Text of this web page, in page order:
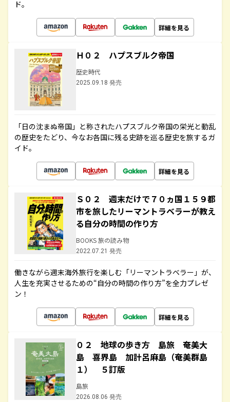
ド。
詳細を見る
Ｈ０２ ハプスブルク帝国
歴史時代
2025.09.18 発売
「日の沈まぬ帝国」と称されたハプスブルク帝国の栄光と動乱
の歴史をたどり、今なお各国に残る史跡を巡る歴史を旅するガ
イド。
詳細を見る
Ｓ０２ 週末だけで７０ヵ国１５９都
市を旅したリーマントラベラーが教え
る自分の時間の作り方
BOOKS 旅の読み物
2022.07.21 発売
働きながら週末海外旅行を楽しむ「リーマントラベラー」が、
人生を充実させるための“自分の時間の作り方”を全力プレゼ
ン！
詳細を見る
０２ 地球の歩き方 島旅 奄美大
島 喜界島 加計呂麻島（奄美群島
１） ５訂版
島旅
2026.08.06 発売